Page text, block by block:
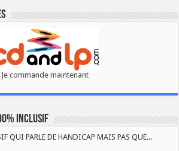
Je commande maintenant
INCLUSIF
QUI PARLE DE HANDICAP MAIS PAS QUE...